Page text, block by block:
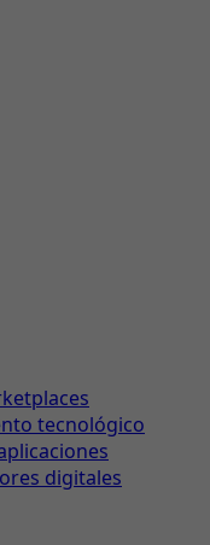
tecnológico
digitales